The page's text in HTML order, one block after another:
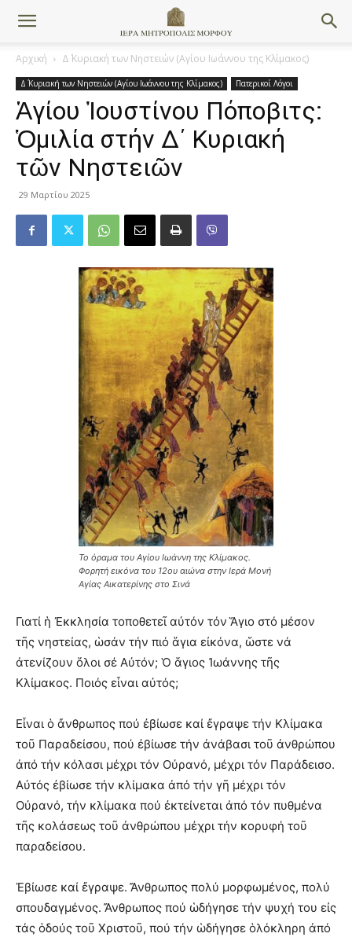
Αρχική Δ΄ Κυριακή των Νηστειών (Αγίου Ιωάννου της Κλίμακος)
Δ΄ Κυριακή των Νηστειών (Αγίου Ιωάννου της Κλίμακος) Πατερικοί Λόγοι
Ἁγίου Ἰουστίνου Πόποβιτς:
Ὁμιλία στήν Δ΄ Κυριακή
τῶν Νηστειῶν
29 Μαρτίου 2025
Το όραμα του Αγίου Ιωάννη της Κλίμακος.
Φορητή εικόνα του 12ου αιώνα στην Ιερά Μονή
Αγίας Αικατερίνης στο Σινά
Γιατί ἡ Ἐκκλησία τοποθετεῖ αὐτόν τόν Ἅγιο στό μέσον
τῆς νηστείας, ὡσάν τήν πιό ἅγια εἰκόνα, ὥστε νά
ἀτενίζουν ὅλοι σέ Αὐτόν; Ὁ ἅγιος Ἰωάννης τῆς
Κλίμακος. Ποιός εἶναι αὐτός;
Εἶναι ὁ ἄνθρωπος πού ἐβίωσε καί ἔγραψε τήν Κλίμακα
τοῦ Παραδείσου, πού ἐβίωσε τήν ἀνάβασι τοῦ ἀνθρώπου
ἀπό τήν κόλασι μέχρι τόν Οὐρανό, μέχρι τόν Παράδεισο.
Αὐτός ἐβίωσε τήν κλίμακα ἀπό τήν γῆ μέχρι τόν
Οὐρανό, τήν κλίμακα πού ἐκτείνεται ἀπό τόν πυθμένα
τῆς κολάσεως τοῦ ἀνθρώπου μέχρι τήν κορυφή τοῦ
παραδείσου.
Ἐβίωσε καί ἔγραψε. Ἄνθρωπος πολύ μορφωμένος, πολύ
σπουδαγμένος. Ἄνθρωπος πού ὡδήγησε τήν ψυχή του εἰς
τάς ὁδούς τοῦ Χριστοῦ, πού τήν ὡδήγησε ὁλόκληρη ἀπό